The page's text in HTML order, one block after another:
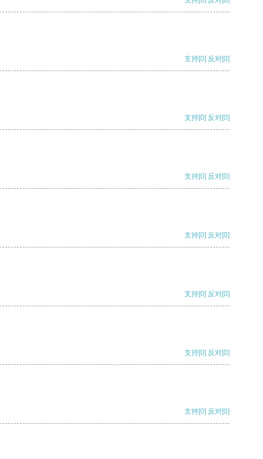
支持[0] 反对[0]
支持[0] 反对[0]
支持[0] 反对[0]
支持[0] 反对[0]
支持[0] 反对[0]
支持[0] 反对[0]
支持[0] 反对[0]